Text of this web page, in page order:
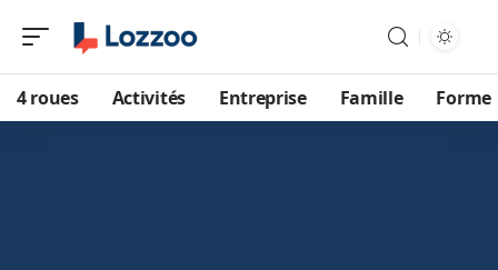
4 roues Activités Entreprise Famille Forme